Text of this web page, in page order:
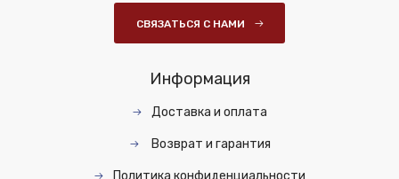
СВЯЗАТЬСЯ С НАМИ
Информация
Доставка и оплата
Возврат и гарантия